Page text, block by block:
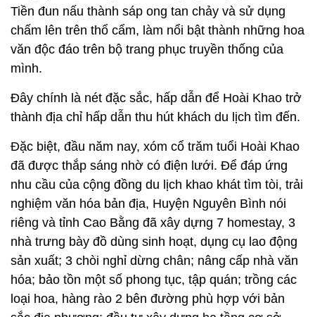
Tiền đun nấu thành sáp ong tan chảy và sử dụng
chấm lên trên thổ cẩm, làm nổi bật thành những hoa
văn độc đáo trên bộ trang phục truyền thống của
mình.
Đây chính là nét đặc sắc, hấp dẫn để Hoài Khao trở
thành địa chỉ hấp dẫn thu hút khách du lịch tìm đến.
Đặc biệt, đầu năm nay, xóm cổ trăm tuổi Hoài Khao
đã được thắp sáng nhờ có điện lưới. Để đáp ứng
nhu cầu của cộng đồng du lịch khao khát tìm tòi, trải
nghiệm văn hóa bản địa, Huyện Nguyên Bình nói
riêng và tỉnh Cao Bằng đã xây dựng 7 homestay, 3
nhà trưng bày đồ dùng sinh hoạt, dụng cụ lao động
sản xuất; 3 chòi nghỉ dừng chân; nâng cấp nhà văn
hóa; bảo tồn một số phong tục, tập quán; trồng các
loại hoa, hàng rào 2 bên đường phù hợp với bản